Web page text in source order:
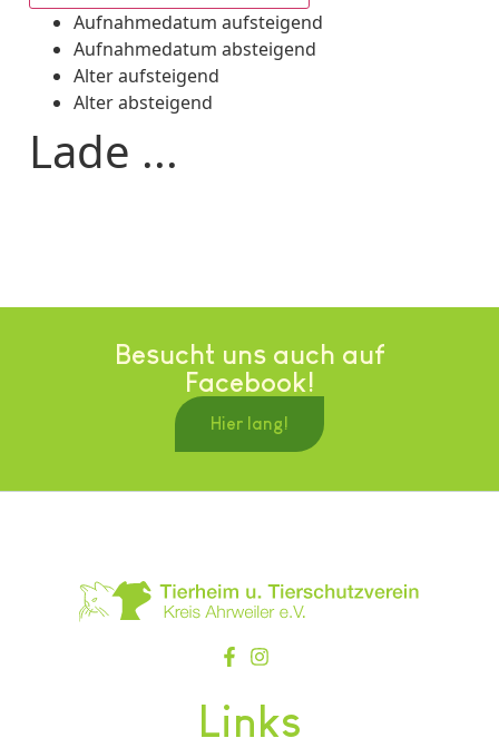
Aufnahmedatum aufsteigend
Aufnahmedatum absteigend
Alter aufsteigend
Alter absteigend
Lade ...
Besucht uns auch auf
Facebook!
Hier lang!
Links